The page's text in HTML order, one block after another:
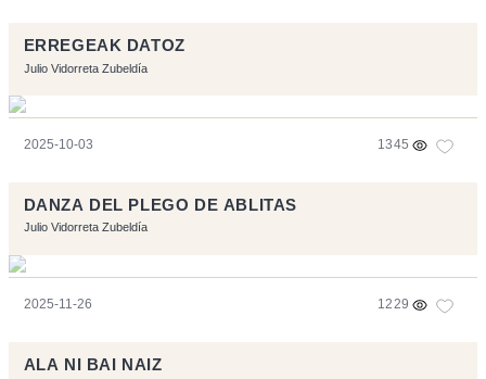
ERREGEAK DATOZ
Julio Vidorreta Zubeldía
2025-10-03 1345
DANZA DEL PLEGO DE ABLITAS
Julio Vidorreta Zubeldía
2025-11-26 1229
ALA NI BAI NAIZ